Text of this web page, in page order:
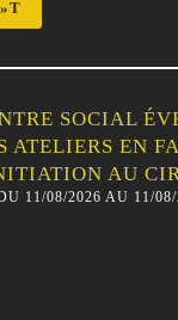
:
FAMILLE
2026